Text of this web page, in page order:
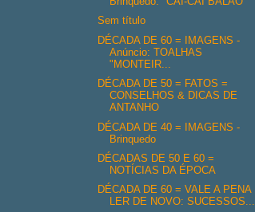
Sem título
DÉCADA DE 60 = IMAGENS -
Anúncio: TOALHAS
"MONTEIR...
DÉCADA DE 50 = FATOS =
CONSELHOS & DICAS DE
ANTANHO
DÉCADA DE 40 = IMAGENS -
Brinquedo
DÉCADAS DE 50 E 60 =
NOTÍCIAS DA ÉPOCA
DÉCADA DE 60 = VALE A PENA
LER DE NOVO: SUCESSOS...